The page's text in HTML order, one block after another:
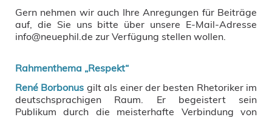
Gern nehmen wir auch Ihre Anregungen für Beiträge
auf, die Sie uns bitte über unsere E-Mail-Adresse
info@neuephil.de zur Verfügung stellen wollen.
Rahmenthema „Respekt“
René Borbonus gilt als einer der besten Rhetoriker im
deutschsprachigen Raum. Er begeistert sein
Publikum durch die meisterhafte Verbindung von